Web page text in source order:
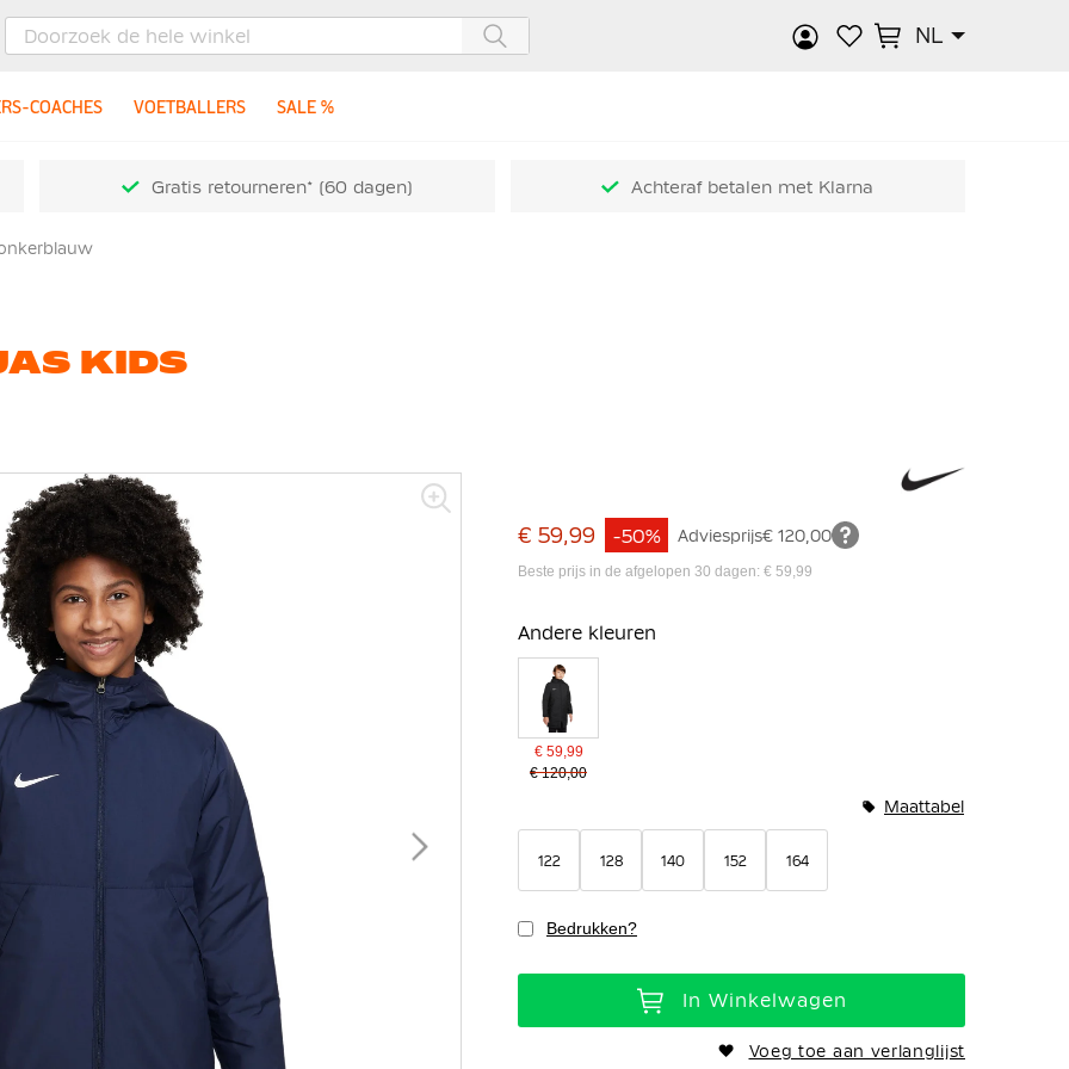
NL
COACHES VOETBALLERS SALE %
Gratis retourneren* (60 dagen) Achteraf betalen met Klarna
KIDS
€ 59,99 Adviesprijs€ 120,00
-50%
Beste prijs in de afgelopen 30 dagen: € 59,99
Andere kleuren
€ 59,99
€ 120,00
122 128 140 152 164
Maattabel
Bedrukken?
In Winkelwagen
Voeg toe aan verlanglijst